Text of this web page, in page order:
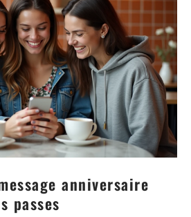
anniversaire
passes